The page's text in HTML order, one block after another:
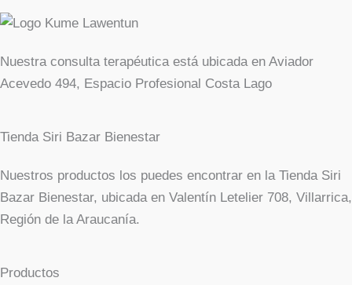
Nuestra consulta terapéutica está ubicada en Aviador
Acevedo 494, Espacio Profesional Costa Lago
Tienda Siri Bazar Bienestar
Nuestros productos los puedes encontrar en la Tienda Siri
Bazar Bienestar, ubicada en Valentín Letelier 708, Villarrica,
Región de la Araucanía.
Productos